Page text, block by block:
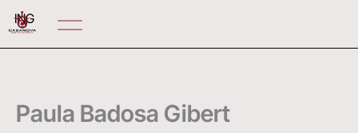
contenido
ING
Paula Badosa Gibert